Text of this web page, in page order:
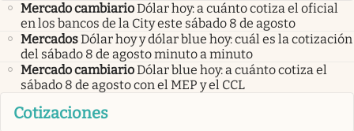
Mercado cambiarioDólar hoy: a cuánto cotiza el oficial
en los bancos de la City este sábado 8 de agosto
MercadosDólar hoy y dólar blue hoy: cuál es la cotización
del sábado 8 de agosto minuto a minuto
Mercado cambiarioDólar blue hoy: a cuánto cotiza el
sábado 8 de agosto con el MEP y el CCL
Cotizaciones